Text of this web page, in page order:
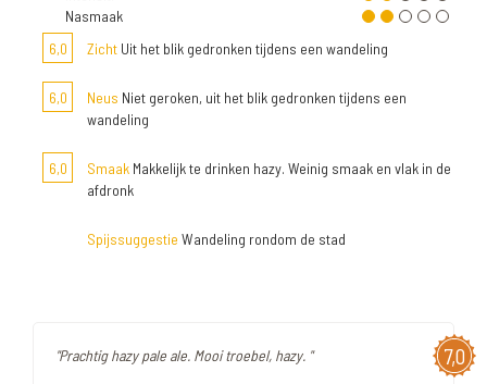
Nasmaak
6,0
Zicht Uit het blik gedronken tijdens een wandeling
6,0 Neus Niet geroken, uit het blik gedronken tijdens een
wandeling
6,0 Smaak Makkelijk te drinken hazy. Weinig smaak en vlak in de
afdronk
Spijssuggestie Wandeling rondom de stad
7,0
"Prachtig hazy pale ale. Mooi troebel, hazy. "